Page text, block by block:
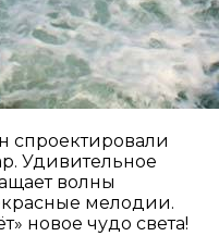
спроектировали
Удивительное
волны
мелодии.
новое чудо света!